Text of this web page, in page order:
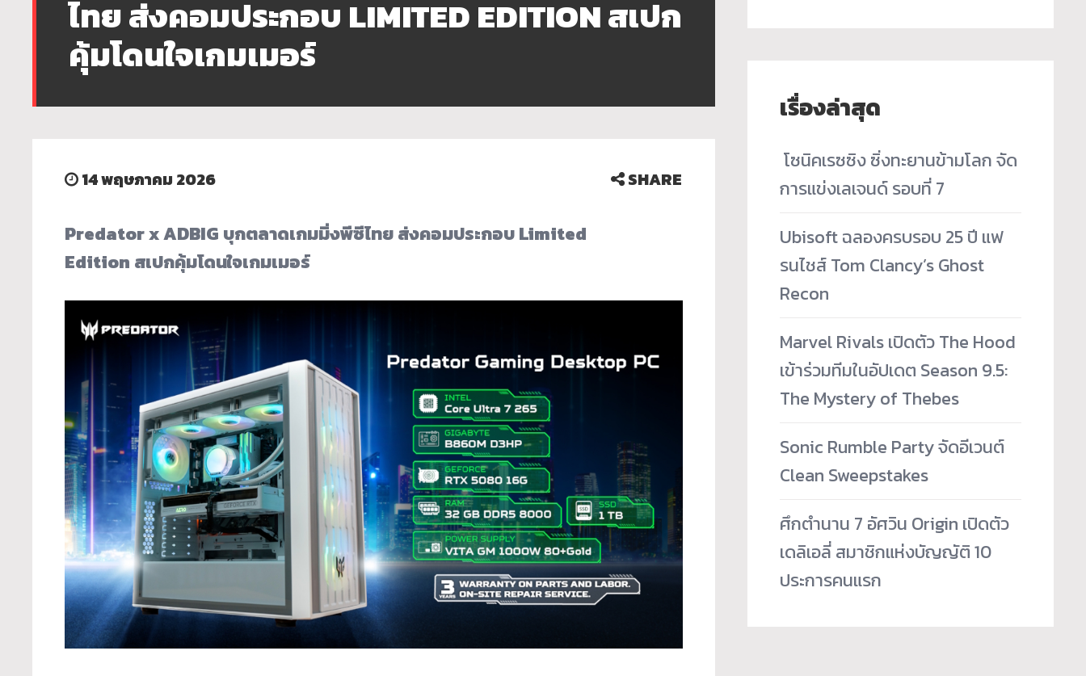
ไทย ส่งคอมประกอบ LIMITED EDITION สเปก
คุ้มโดนใจเกมเมอร์
14 พฤษภาคม 2026 SHARE
Predator x ADBIG บุกตลาดเกมมิ่งพีซีไทย ส่งคอมประกอบLimited
Edition สเปกคุ้มโดนใจเกมเมอร์
เรื่องล่าสุด
­ โซนิคเรซซิง ซิ่งทะยานข้ามโลก จัด
การแข่งเลเจนด์ รอบที่ 7
Ubisoft ฉลองครบรอบ 25 ปี แฟ
รนไชส์ Tom Clancy’s Ghost
Recon
Marvel Rivals เปิดตัว The Hood
เข้าร่วมทีมในอัปเดต Season 9.5:
The Mystery of Thebes
Sonic Rumble Party จัดอีเวนต์
Clean Sweepstakes
ศึกตำนาน 7 อัศวิน Origin เปิดตัว
เดลิเอลี่ สมาชิกแห่งบัญญัติ 10
ประการคนแรก